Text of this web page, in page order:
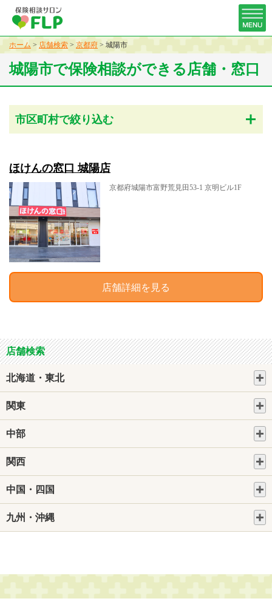
ホーム > 店舗検索 > 京都府 > 城陽市
城陽市で保険相談ができる店舗・窓口
市区町村で絞り込む
ほけんの窓口 城陽店
京都府城陽市富野荒見田53-1 京明ビル1F
店舗詳細を見る
店舗検索
北海道・東北
関東
中部
関西
中国・四国
九州・沖縄